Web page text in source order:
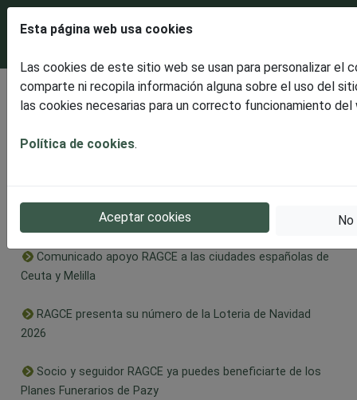
Últimas noticias
TOTAL
Solidaria, dedicada este año al Alzheimer en apoyo a
Comunicado apoyo RAGCE a las ciudades españolas de
Ceuta y Melilla
RAGCE presenta su número de la Loteria de Navidad
2026
Socio y seguidor RAGCE ya puedes beneficiarte de los
Planes Funerarios de Pazy
Esta página web usa cookies
Las cookies de este sitio web se usan para personalizar el
comparte ni recopila información alguna sobre el uso del
las cookies necesarias para un correcto funcionamiento del
Política de cookies.
Aceptar cookies